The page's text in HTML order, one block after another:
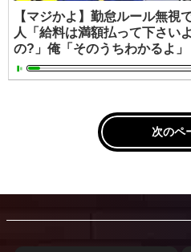
【マジかよ】勤怠ルール無視
人「給料は満額払って下さい
の?」俺「そのうちわかるよ」
次のペ